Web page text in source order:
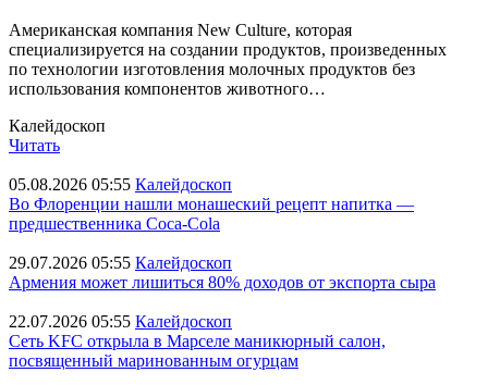
Американская компания New Culture, которая
специализируется на создании продуктов, произведенных
по технологии изготовления молочных продуктов без
использования компонентов животного…
Калейдоскоп
Читать
05.08.2026 05:55 Калейдоскоп
Во Флоренции нашли монашеский рецепт напитка —
предшественника Coca-Cola
29.07.2026 05:55 Калейдоскоп
Армения может лишиться 80% доходов от экспорта сыра
22.07.2026 05:55 Калейдоскоп
Сеть KFC открыла в Марселе маникюрный салон,
посвященный маринованным огурцам